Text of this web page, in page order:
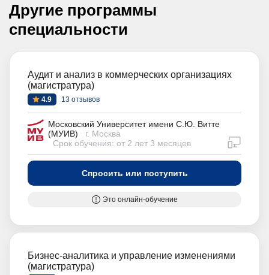
Другие программы
специальности
Аудит и анализ в коммерческих организациях
(магистратура)
4.9 13 отзывов
Московский Университет имени С.Ю. Витте
(МУИВ)
г. Москва
Срок обучения: от 2 лет 3 месяцев
Спросить или поступить
Это онлайн-обучение
Бизнес-аналитика и управление изменениями
(магистратура)